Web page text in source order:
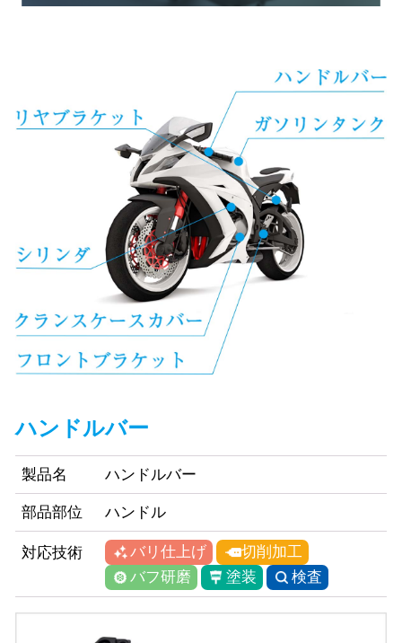
ハンドルバー
製品名 ハンドルバー
部品部位 ハンドル
対応技術 バリ仕上げ
切削加工
バフ研磨
塗装 検査